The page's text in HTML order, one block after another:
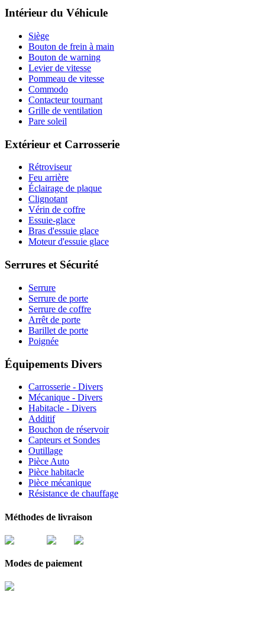
Intérieur du Véhicule
Siège
Bouton de frein à main
Bouton de warning
Levier de vitesse
Pommeau de vitesse
Commodo
Contacteur tournant
Grille de ventilation
Pare soleil
Extérieur et Carrosserie
Rétroviseur
Feu arrière
Éclairage de plaque
Clignotant
Vérin de coffre
Essuie-glace
Bras d'essuie glace
Moteur d'essuie glace
Serrures et Sécurité
Serrure
Serrure de porte
Serrure de coffre
Arrêt de porte
Barillet de porte
Poignée
Équipements Divers
Carrosserie - Divers
Mécanique - Divers
Habitacle - Divers
Additif
Bouchon de réservoir
Capteurs et Sondes
Outillage
Pièce Auto
Pièce habitacle
Pièce mécanique
Résistance de chauffage
Méthodes de livraison
Modes de paiement